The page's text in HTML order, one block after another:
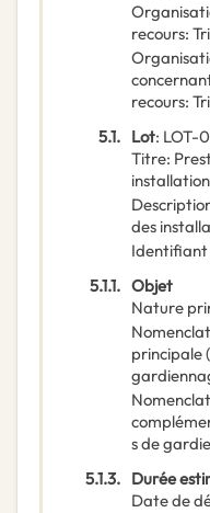
recours:
recours:
5.1. Lot: LOT-
Titre:
des
5.1.1. Objet
Nature
principale(
s de
5.1.3. Durée
Date de